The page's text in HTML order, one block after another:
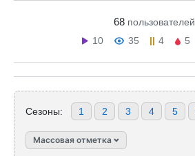
68 пользователей
10
35 4 5
Сезоны: 1 2 3 4 5
Массовая отметка